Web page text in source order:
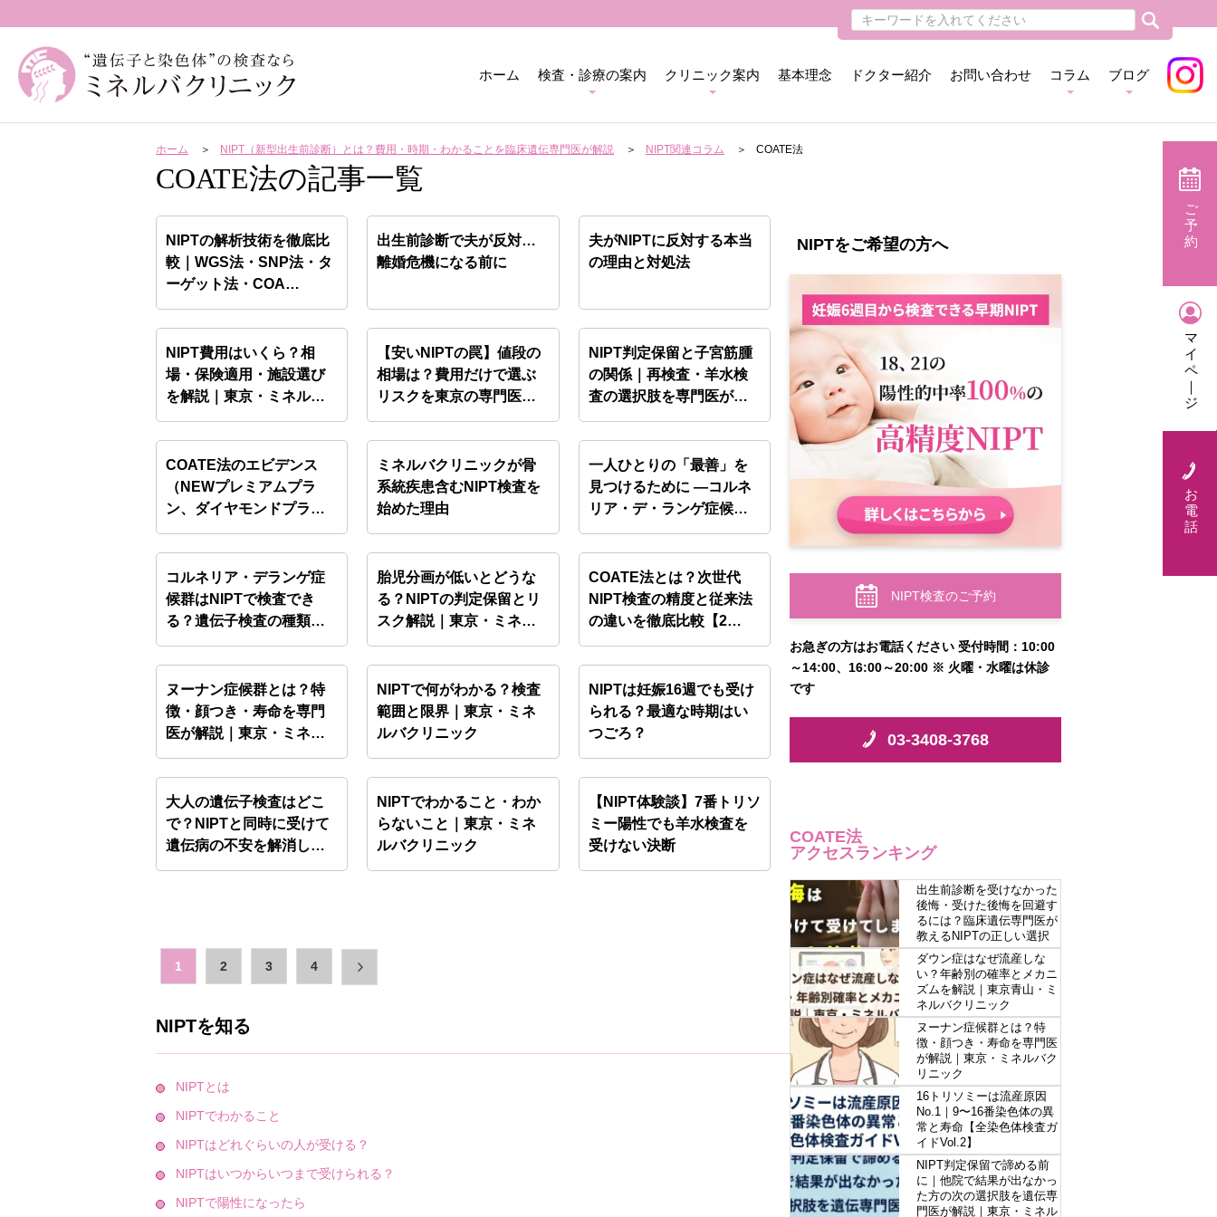
ホーム 検査・診療の案内 クリニック案内 基本理念 ドクター紹介 お問い合わせ コラム ブログ
ホーム NIPT（新型出生前診断）とは？費用・時期・わかることを臨床遺伝専門医が解説 NIPT関連コラム COATE法
COATE法の記事一覧
NIPTの解析技術を徹底比
較｜WGS法・SNP法・タ
ーゲット法・COA…
出生前診断で夫が反対…
離婚危機になる前に
夫がNIPTに反対する本当
の理由と対処法
NIPT費用はいくら？相
場・保険適用・施設選び
を解説｜東京・ミネルバ
ク…
【安いNIPTの罠】値段の
相場は？費用だけで選ぶ
リスクを東京の専門医
が…
NIPT判定保留と子宮筋腫
の関係｜再検査・羊水検
査の選択肢を専門医が
解…
COATE法のエビデンス
（NEWプレミアムプラ
ン、ダイヤモンドプラ
ン）…
ミネルバクリニックが骨
系統疾患含むNIPT検査を
始めた理由
一人ひとりの「最善」を
見つけるために ―コルネ
リア・デ・ランゲ症候群
の…
コルネリア・デランゲ症
候群はNIPTで検査でき
る？遺伝子検査の種類と
診…
胎児分画が低いとどうな
る？NIPTの判定保留とリ
スク解説｜東京・ミネ
ル…
COATE法とは？次世代
NIPT検査の精度と従来法
の違いを徹底比較【2…
ヌーナン症候群とは？特
徴・顔つき・寿命を専門
医が解説｜東京・ミネル
バク…
NIPTで何がわかる？検査
範囲と限界｜東京・ミネ
ルバクリニック
NIPTは妊娠16週でも受け
られる？最適な時期はい
つごろ？
大人の遺伝子検査はどこ
で？NIPTと同時に受けて
遺伝病の不安を解消し
た…
NIPTでわかること・わか
らないこと｜東京・ミネ
ルバクリニック
【NIPT体験談】7番トリソ
ミー陽性でも羊水検査を
受けない決断
1 2 3 4
NIPTを知る
NIPTとは
NIPTでわかること
NIPTはどれぐらいの人が受ける？
NIPTはいつからいつまで受けられる？
NIPTで陽性になったら
NIPTをご希望の方へ
NIPT検査のご予約
お急ぎの方はお電話ください 受付時間：10:00
～14:00、16:00～20:00 ※ 火曜・水曜は休診
です
03-3408-3768
COATE法
アクセスランキング
出生前診断を受けなかった
後悔・受けた後悔を回避す
るには？臨床遺伝専門医が
教えるNIPTの正しい選択
ダウン症はなぜ流産しな
い？年齢別の確率とメカニ
ズムを解説｜東京青山・ミ
ネルバクリニック
ヌーナン症候群とは？特
徴・顔つき・寿命を専門医
が解説｜東京・ミネルバク
リニック
16トリソミーは流産原因
No.1｜9〜16番染色体の異
常と寿命【全染色体検査ガ
イドVol.2】
NIPT判定保留で諦める前
に｜他院で結果が出なかっ
た方の次の選択肢を遺伝専
門医が解説｜東京・ミネル
ご
予
約
マ
イ
ペ
｜
ジ
お
電
話